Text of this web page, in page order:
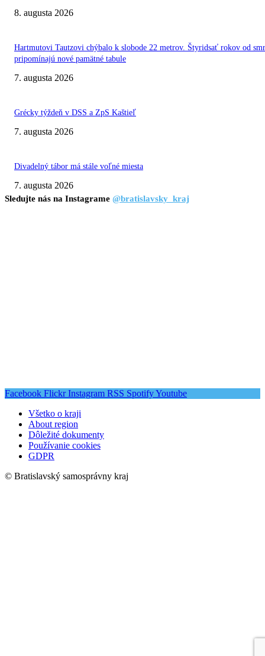
8. augusta 2026
Hartmutovi Tautzovi chýbalo k slobode 22 metrov. Štyridsať rokov od
pripomínajú nové pamätné tabule
7. augusta 2026
Grécky týždeň v DSS a ZpS Kaštieľ
7. augusta 2026
Divadelný tábor má stále voľné miesta
7. augusta 2026
Sledujte nás na Instagrame @bratislavsky_kraj
Facebook Flickr Instagram RSS SpotifyYoutube
Všetko o kraji
About region
Dôležité dokumenty
Používanie cookies
GDPR
© Bratislavský samosprávny kraj